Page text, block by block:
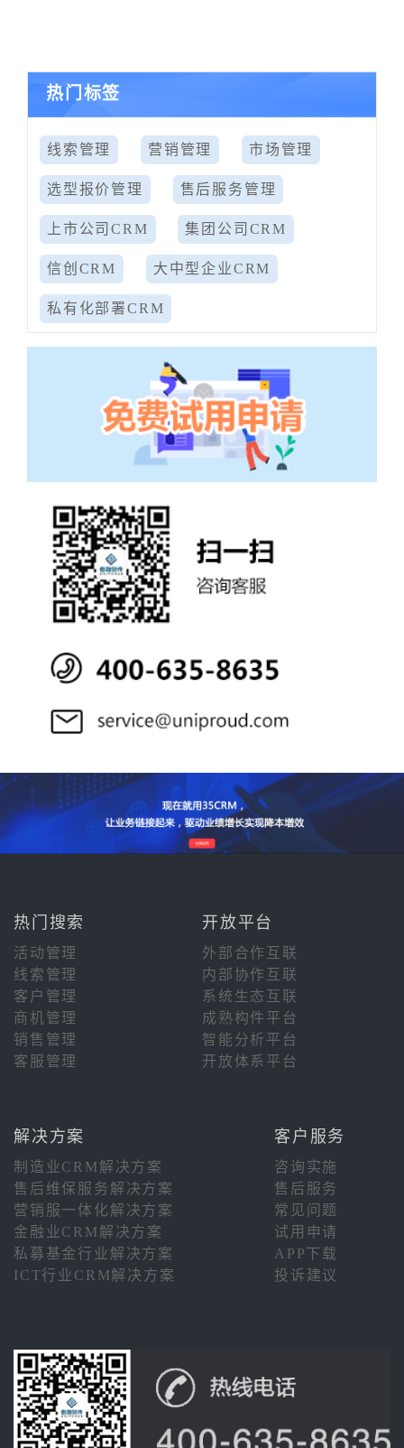
热门标签
线索管理 营销管理 市场管理
选型报价管理 售后服务管理
上市公司CRM 集团公司CRM
信创CRM 大中型企业CRM
私有化部署CRM
热门搜索 开放平台
活动管理
外部合作互联
线索管理
内部协作互联
客户管理
系统生态互联
商机管理
成熟构件平台
销售管理
智能分析平台
客服管理
开放体系平台
解决方案 客户服务
制造业CRM解决方案
咨询实施
售后维保服务解决方案
售后服务
营销服一体化解决方案
常见问题
金融业CRM解决方案
试用申请
私募基金行业解决方案
APP下载
ICT行业CRM解决方案
投诉建议